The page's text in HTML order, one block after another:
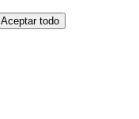
Aceptar todo